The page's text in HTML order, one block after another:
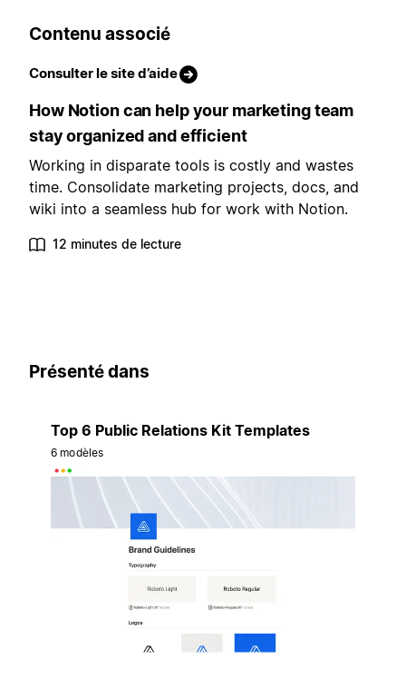
Contenu associé
Consulter le site d’aide
How Notion can help your marketing team
stay organized and efficient
Working in disparate tools is costly and wastes
time. Consolidate marketing projects, docs, and
wiki into a seamless hub for work with Notion.
12 minutes de lecture
Présenté dans
Top 6 Public Relations Kit Templates
6 modèles